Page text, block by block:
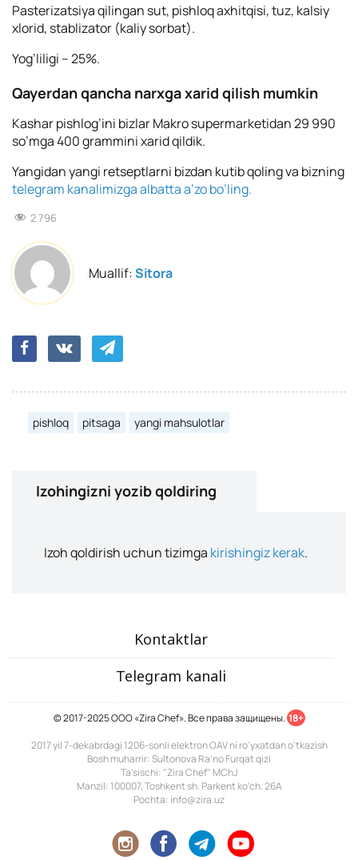
Pasterizatsiya qilingan sut, pishloq axhitqisi, tuz, kalsiy
xlorid, stablizator (kaliy sorbat).
Yog’liligi – 25%.
Qayerdan qancha narxga xarid qilish mumkin
Kashar pishlog’ini bizlar Makro supermarketidan 29 990
so’mga 400 grammini xarid qildik.
Yangidan yangi retseptlarni bizdan kutib qoling va bizning
telegram kanalimizga albatta a’zo bo’ling.
2 796
Muallif:Sitora
pishloq pitsaga yangi mahsulotlar
Izohingizni yozib qoldiring
Izoh qoldirish uchun tizimga kirishingiz kerak.
Kontaktlar
Telegram kanali
© 2017-2025 ООО «Zira Chef». Все права защищены. 18+
2017 yil 7-dekabrdagi 1206-sonli elektron OAV ni ro'yxatdan o'tkazish
Bosh muharrir: Sultonova Ra’no Furqat qizi
Ta'sischi: "Zira Chef" MChJ
Manzil: 100007, Toshkent sh. Parkent ko'ch. 26A
Pochta: info@zira.uz